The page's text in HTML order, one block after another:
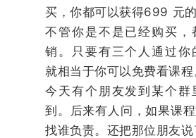
买，你都可以获得699 元的
不管你是不是已经购买，
销。只要有三个人通过你
就相当于你可以免费看课程
今天有个朋友发到某个群
到。后来有人问，如果课程
找谁负责。还把那位朋友说